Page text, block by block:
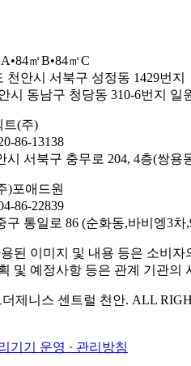
㎡B•84㎡C
천안시 서북구 성정동 1429번지
시 동남구 청당동 310-6번지 일
트(주)
86-13138
시 서북구 충무로 204, 4층(쌍용
)포애드원
86-22839
구 통일로 86 (순화동,바비엥3차
된 이미지 및 내용 등은 소비
및 예정사항 등은 관계 기관의
제니스 센트럴 천안. ALL
기기 운영 · 관리방침